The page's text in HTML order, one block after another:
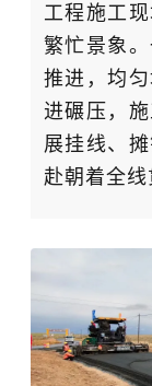
工程施工
繁忙景象
推进，均
进碾压，
展挂线、
赴朝着全线